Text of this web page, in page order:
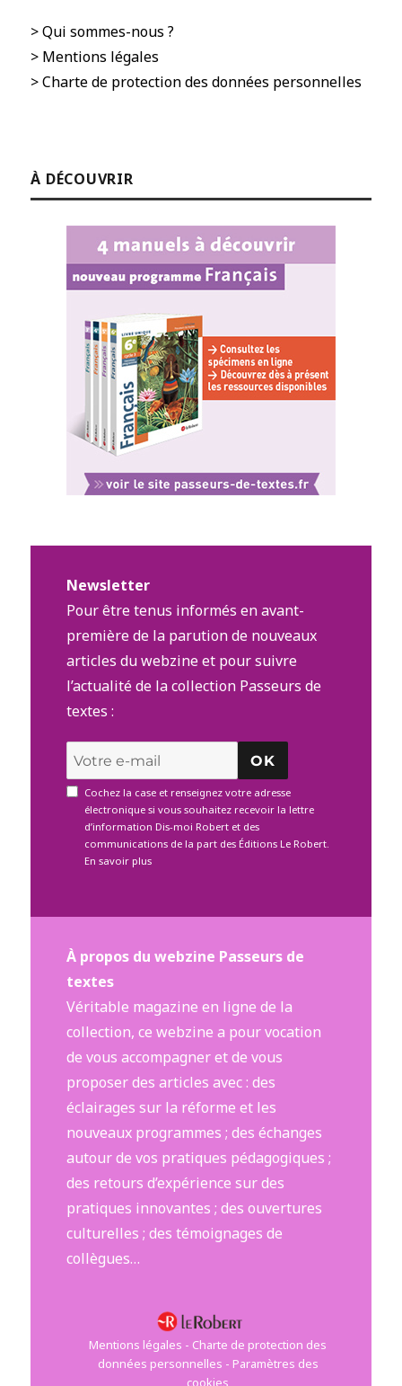
> Qui sommes-nous ?
> Mentions légales
> Charte de protection des données personnelles
À DÉCOUVRIR
Newsletter
Pour être tenus informés en avant-
première de la parution de nouveaux
articles du webzine et pour suivre
l’actualité de la collection Passeurs de
textes :
OK
Cochez la case et renseignez votre adresse
électronique si vous souhaitez recevoir la lettre
d’information Dis-moi Robert et des
communications de la part des Éditions Le Robert.
En savoir plus
À propos du webzine Passeurs de
textes
Véritable magazine en ligne de la
collection, ce webzine a pour vocation
de vous accompagner et de vous
proposer des articles avec : des
éclairages sur la réforme et les
nouveaux programmes ; des échanges
autour de vos pratiques pédagogiques ;
des retours d’expérience sur des
pratiques innovantes ; des ouvertures
culturelles ; des témoignages de
collègues…
Mentions légales - Charte de protection des
données personnelles - Paramètres des
cookies